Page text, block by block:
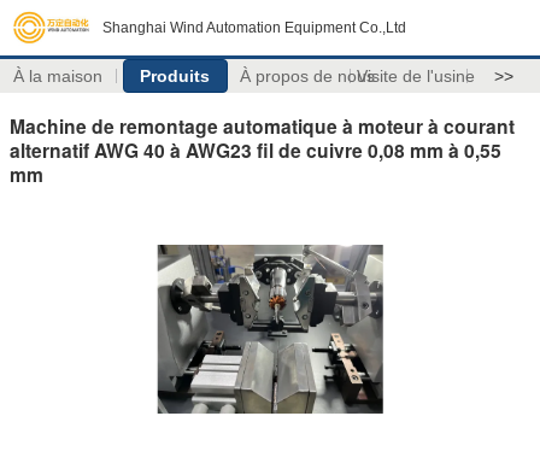
Shanghai Wind Automation Equipment Co.,Ltd
À la maison Produits À propos de nousVisite de l'usine >>
Machine de remontage automatique à moteur à courant
alternatif AWG 40 à AWG23 fil de cuivre 0,08 mm à 0,55
mm